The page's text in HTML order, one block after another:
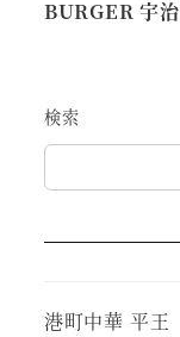
BURGER 宇治
検索
港町中華 平王